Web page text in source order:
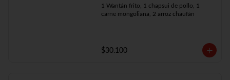
1 Wantán frito, 1 chapsui de pollo, 1
carne mongoliana, 2 arroz chaufán
$30.100